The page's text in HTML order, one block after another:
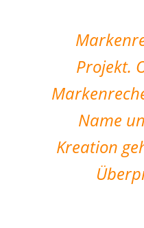
Projekt.
Name
Kreation